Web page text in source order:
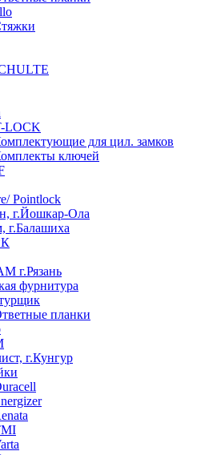
LOCK
для цил. замков
ключей
Pointlock
г.Йошкар-Ола
г.Балашиха
г.Рязань
фурнитура
планки
г.Кунгур